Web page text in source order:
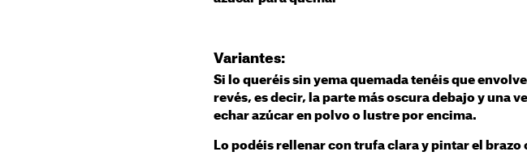
Variantes:
Si lo queréis sin yema quemada tenéis que
revés, es decir, la parte más oscura debajo y una
echar azúcar en polvo o lustre por encima.
Lo podéis rellenar con trufa clara y pintar el brazo